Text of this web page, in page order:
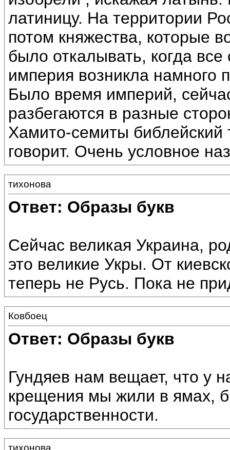
латиницу. На территории
потом княжества, которые
было откалывать, когда
империя возникла намного
Было время империй,
разбегаются в разные
Хамито-семиты
говорит. Очень условное
тихонова
Ответ: Образы букв
Сейчас великая Украина,
это великие Укры. От
теперь не Русь. Пока не
Ковбоец
Ответ: Образы букв
Гундяев нам вещает, что у
крещения мы жили в ямах,
государственности.
тихонова